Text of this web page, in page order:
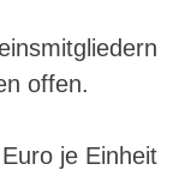
offen.
je Einheit